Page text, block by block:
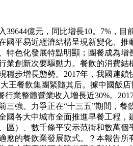
億元，同比增長10。7%，目
國平易近經濟結構呈現新變化、
特色化發展特點明顯；團餐成為
業創新次要驅動力。餐飲的消費
穩步增長態勢。2017年，我國連
王餐飲集團緊隨其后。據中國飯
行業整體營業收入增長近30%。
三強。力爭正在“十三五”期間，
國各大中城市全面推進早餐工程
區）、數千條平安示范街和數萬
應的餐飲業發展款式。？本報告